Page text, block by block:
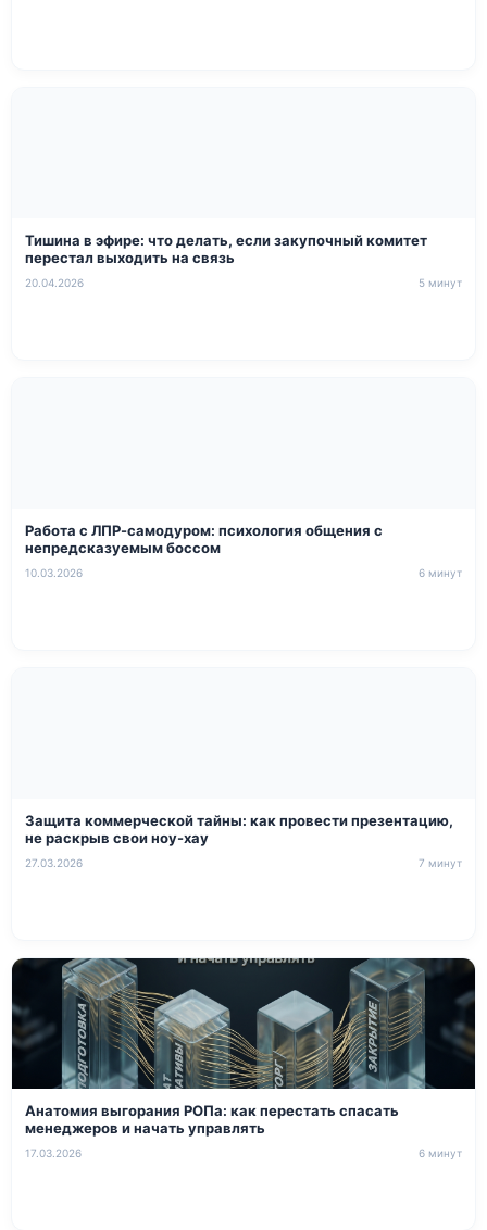
Тишина в эфире: что делать, если закупочный комитет
перестал выходить на связь
20.04.2026 5 минут
Работа с ЛПР-самодуром: психология общения с
непредсказуемым боссом
10.03.2026 6 минут
Защита коммерческой тайны: как провести презентацию,
не раскрыв свои ноу-хау
27.03.2026 7 минут
Анатомия выгорания РОПа: как перестать спасать
менеджеров и начать управлять
17.03.2026 6 минут